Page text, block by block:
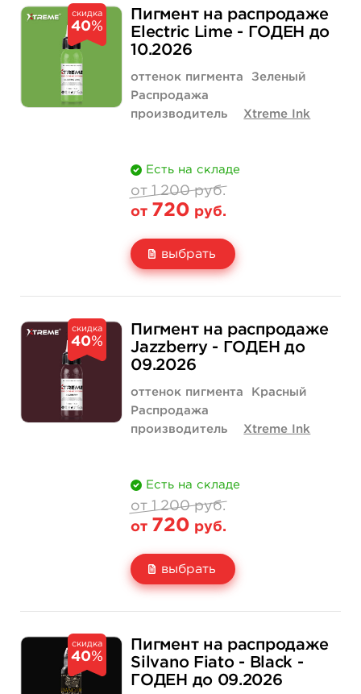
Количество
1 200 руб.
600 руб.
купить
скидка
40%
Пигмент на распродаже
Electric Lime - ГОДЕН до
10.2026
оттенок пигмента
Зеленый
Распродажа
производитель
Xtreme Ink
Есть на складе
от 1 200 руб.
от 720 руб.
выбрать
Количество
1 200 руб.
720 руб.
купить
скидка
40%
Пигмент на распродаже
Jazzberry - ГОДЕН до
09.2026
оттенок пигмента
Красный
Распродажа
производитель
Xtreme Ink
Есть на складе
от 1 200 руб.
от 720 руб.
выбрать
Количество
1 200 руб.
720 руб.
купить
скидка
40%
Пигмент на распродаже
Silvano Fiato - Black -
ГОДЕН до 09.2026